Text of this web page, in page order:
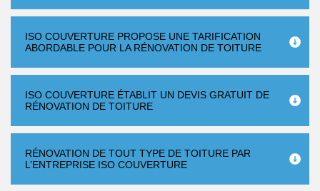
ISO COUVERTURE PROPOSE UNE TARIFICATION
ABORDABLE POUR LA RÉNOVATION DE TOITURE
ISO COUVERTURE ÉTABLIT UN DEVIS GRATUIT DE
RÉNOVATION DE TOITURE
RÉNOVATION DE TOUT TYPE DE TOITURE PAR
L’ENTREPRISE ISO COUVERTURE